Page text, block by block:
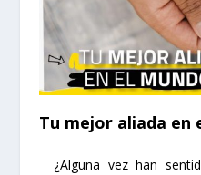
Tu mejor aliada en
¿Alguna vez han